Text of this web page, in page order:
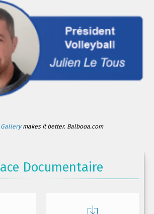
Gallerymakes it better. Balbooa.com
Documentaire